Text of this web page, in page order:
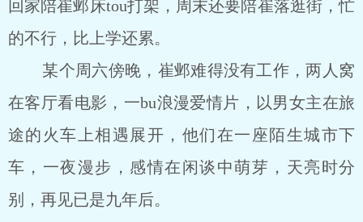
回家陪崔邺床tou打架，周末还要陪崔落逛街，忙
的不行，比上学还累。
某个周六傍晚，崔邺难得没有工作，两人窝
在客厅看电影，一bu浪漫爱情片，以男女主在旅
途的火车上相遇展开，他们在一座陌生城市下
车，一夜漫步，感情在闲谈中萌芽，天亮时分
别，再见已是九年后。